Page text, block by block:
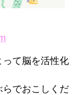
って脳を活性化
らでおこしくだ